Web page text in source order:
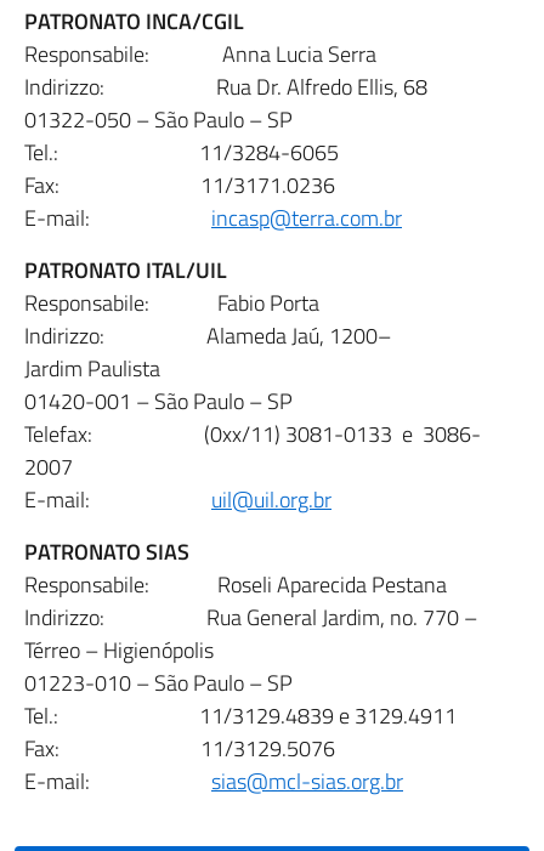
PATRONATO INCA/CGIL
Responsabile: Anna Lucia Serra
Indirizzo: Rua Dr. Alfredo Ellis, 68
01322-050 – São Paulo – SP
Tel.: 11/3284-6065
Fax: 11/3171.0236
E-mail: incasp@terra.com.br
PATRONATO ITAL/UIL
Responsabile: Fabio Porta
Indirizzo: Alameda Jaú, 1200–
Jardim Paulista
01420-001 – São Paulo – SP
Telefax: (0xx/11) 3081-0133 e 3086-
2007
E-mail: uil@uil.org.br
PATRONATO SIAS
Responsabile: Roseli Aparecida Pestana
Indirizzo: Rua General Jardim, no. 770 –
Térreo – Higienópolis
01223-010 – São Paulo – SP
Tel.: 11/3129.4839 e 3129.4911
Fax: 11/3129.5076
E-mail: sias@mcl-sias.org.br